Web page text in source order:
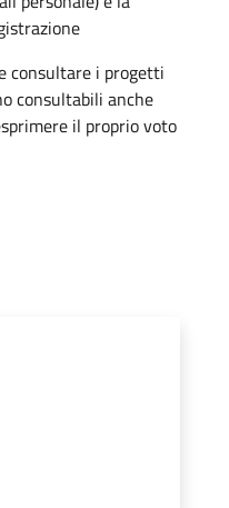
consultare i progetti
consultabili anche
il proprio voto